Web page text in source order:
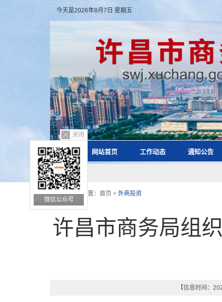
今天是2026年8月7日 星期五
网站首页 工作动态 通知公告
关闭
微信公众号
您的位置： 首页 > 外商投资
许昌市商务局组
【信息时间：